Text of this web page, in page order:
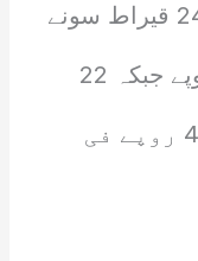
جیسی ہیں ۔ ان شہروں میں 24 قیراط سونے
کی فی تولہ قیمت 542,500 روپے جبکہ 22
قیراط سونے کی قیمت 462,913 روپے فی